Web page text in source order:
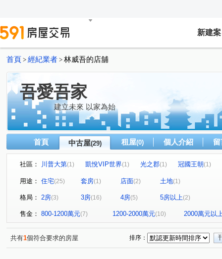
新建案
首頁 > 經紀業者 > 林威吾的店舖
吾愛吾家
建立未來 以家為始
首頁 中古屋(29) 租屋(0) 個人介紹
社區： 川普大第(1) 凱悅VIP世界(1) 光之郡(1) 冠國王朝(1)
情定水蓮八期 (1) 惠宇宇山鄰 元城文學苑
佳茂中山會館
(1) 水沐青華(1) 聚佳捷作(1) 大通街
九龍街(1) 北屯路 太原路三段(1) 人和路(1)
潭富
松竹五路二段(1) 雅潭路四段(1) 軍福七路(1) 舊社巷(1)
水湳段(1) 長生巷(1) 敦富路(2) 興華一路
詔安街(1) 旱溪西路三段(1) 軍福十六路(1) 安順東十街
用途： 住宅(25) 套房(1) 店面(2) 土地(1)
格局： 2房(3) 3房(16) 4房(5) 5房以上(2)
售金： 800-1200萬元(7) 1200-2000萬元(10) 2000萬元以
共有1個符合要求的房屋 排序：